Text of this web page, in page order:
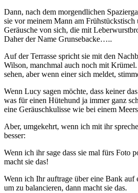
Dann, nach dem morgendlichen
sie vor meinem Mann am Frühstückstisch
Geräusche von sich, die mit
Daher der Name Grunsebacke…..
Auf der Terrasse spricht sie mit den
Wilson, manchmal auch noch mit
sehen, aber wenn einer sich meldet,
Wenn Lucy sagen möchte, dass keiner
was für einen Hütehund ja immer ganz
eine Geräuschkulisse wie bei einem
Aber, umgekehrt, wenn ich mit ihr
besser:
Wenn ich ihr sage dass sie mal fürs Foto
macht sie das!
Wenn ich Ihr auftrage über eine Bank auf
um zu balancieren, dann macht sie das.